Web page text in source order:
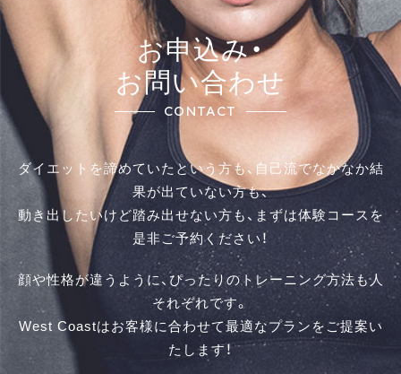
お申込み・
お問い合わせ
CONTACT
ダイエットを諦めていたという方も、自己流でなかなか結
果が出ていない方も、
動き出したいけど踏み出せない方も、まずは体験コースを
是⾮ご予約ください！
顔や性格が違うように、ぴったりのトレーニング方法も人
それぞれです。
West Coastはお客様に合わせて最適なプランをご提案い
たします！